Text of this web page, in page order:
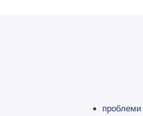
проблеми